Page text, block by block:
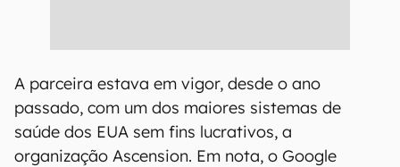
A parceira estava em vigor, desde o ano
passado, com um dos maiores sistemas de
saúde dos EUA sem fins lucrativos, a
organização Ascension. Em nota, o Google